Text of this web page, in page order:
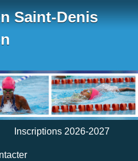
Saint-Denis
Inscriptions 2026-2027